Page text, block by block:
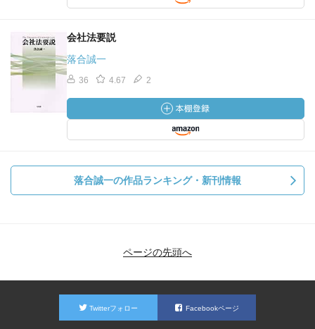
会社法要説
落合誠一
36 4.67 2
落合誠一の作品ランキング・新刊情報
ページの先頭へ
Twitterフォロー Facebookページ